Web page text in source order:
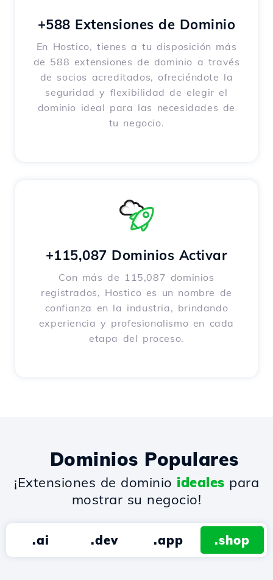
+588 Extensiones de Dominio
En Hostico, tienes a tu disposición más
de 588 extensiones de dominio a través
de socios acreditados, ofreciéndote la
seguridad y flexibilidad de elegir el
dominio ideal para las necesidades de
tu negocio.
+115,087 Dominios Activar
Con más de 115,087 dominios
registrados, Hostico es un nombre de
confianza en la industria, brindando
experiencia y profesionalismo en cada
etapa del proceso.
Dominios Populares
¡Extensiones de dominio ideales para
mostrar su negocio!
.ai .dev .app .shop